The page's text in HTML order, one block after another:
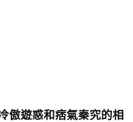
傲遊惑和痞氣秦究的相